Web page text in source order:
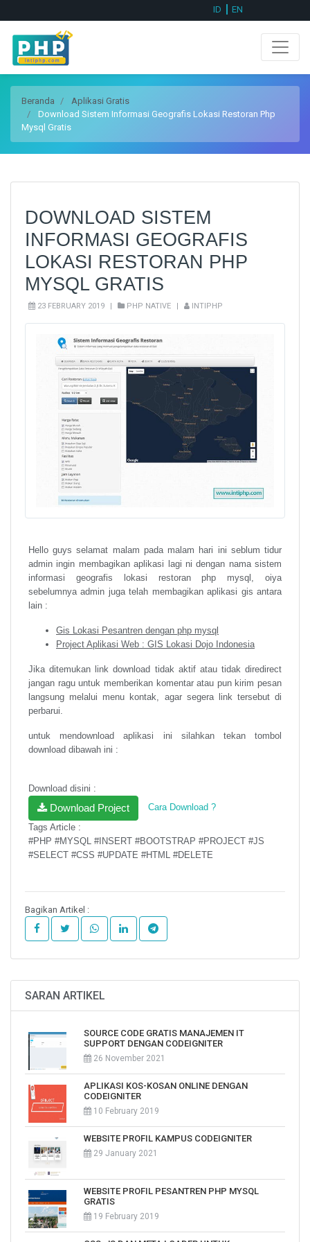
ID EN
Beranda
Aplikasi Gratis
Download Sistem Informasi Geografis Lokasi Restoran Php
Mysql Gratis
DOWNLOAD SISTEM
INFORMASI GEOGRAFIS
LOKASI RESTORAN PHP
MYSQL GRATIS
23 FEBRUARY 2019 | PHP NATIVE | INTIPHP
Hello guys selamat malam pada malam hari ini seblum tidur
admin ingin membagikan aplikasi lagi ni dengan nama sistem
informasi geografis lokasi restoran php mysql, oiya
sebelumnya admin juga telah membagikan aplikasi gis antara
lain :
Gis Lokasi Pesantren dengan php mysql
Project Aplikasi Web : GIS Lokasi Dojo Indonesia
Jika ditemukan link download tidak aktif atau tidak diredirect
jangan ragu untuk memberikan komentar atau pun kirim pesan
langsung melalui menu kontak, agar segera link tersebut di
perbarui.
untuk mendownload aplikasi ini silahkan tekan tombol
download dibawah ini :
Download disini :
Download Project
Cara Download ?
Tags Article :
#PHP #MYSQL #INSERT #BOOTSTRAP #PROJECT #JS
#SELECT #CSS #UPDATE #HTML #DELETE
Bagikan Artikel :
SARAN ARTIKEL
SOURCE CODE GRATIS MANAJEMEN IT
SUPPORT DENGAN CODEIGNITER
26 November 2021
APLIKASI KOS-KOSAN ONLINE DENGAN
CODEIGNITER
10 February 2019
WEBSITE PROFIL KAMPUS CODEIGNITER
29 January 2021
WEBSITE PROFIL PESANTREN PHP MYSQL
GRATIS
19 February 2019